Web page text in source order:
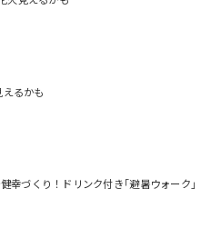
るかも
幸づくり！ドリンク付き｢避暑ウォーク｣